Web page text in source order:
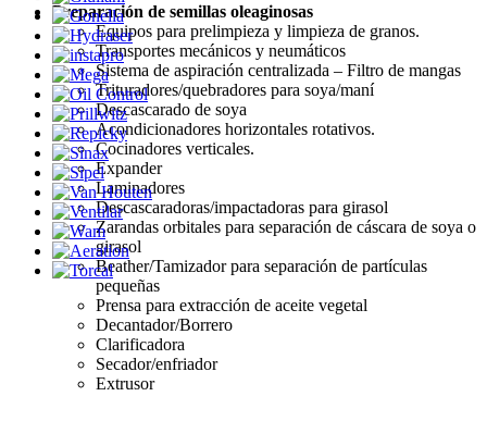
Preparación de semillas oleaginosas
Equipos para prelimpieza y limpieza de granos.
Transportes mecánicos y neumáticos
Sistema de aspiración centralizada – Filtro de mangas
Trituradores/quebradores para soya/maní
Descascarado de soya
Acondicionadores horizontales rotativos.
Cocinadores verticales.
Expander
Laminadores
Descascaradoras/impactadoras para girasol
Zarandas orbitales para separación de cáscara de soya o
girasol
Beather/Tamizador para separación de partículas
pequeñas
Prensa para extracción de aceite vegetal
Decantador/Borrero
Clarificadora
Secador/enfriador
Extrusor